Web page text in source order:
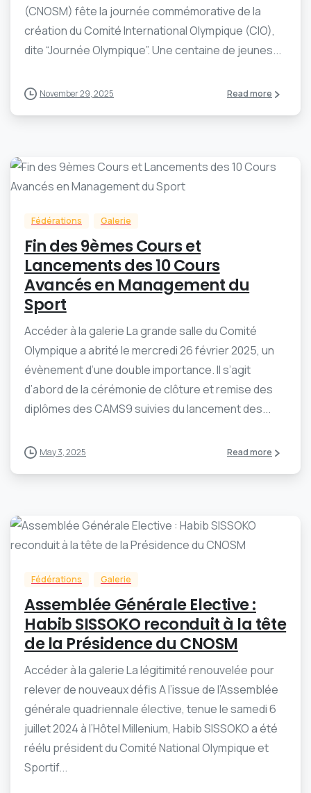
(CNOSM) fête la journée commémorative de la
création du Comité International Olympique (CIO),
dite “Journée Olympique”. Une centaine de jeunes...
November 29, 2025 Read more
0 -
Fédérations Galerie
Fin des 9èmes Cours et
Lancements des 10 Cours
Avancés en Management du
Sport
Accéder à la galerie La grande salle du Comité
Olympique a abrité le mercredi 26 février 2025, un
évènement d’une double importance. Il s’agit
d’abord de la cérémonie de clôture et remise des
diplômes des CAMS9 suivies du lancement des...
May 3, 2025 Read more
0
Fédérations Galerie
Assemblée Générale Elective :
Habib SISSOKO reconduit à la tête
de la Présidence du CNOSM
Accéder à la galerie La légitimité renouvelée pour
relever de nouveaux défis A l’issue de l’Assemblée
générale quadriennale élective, tenue le samedi 6
juillet 2024 à l’Hôtel Millenium, Habib SISSOKO a été
réélu président du Comité National Olympique et
Sportif...